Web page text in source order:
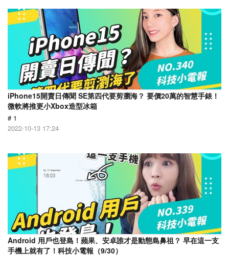
iPhone15開賣日傳聞 SE第四代要剪瀏海？ 要價20萬的智慧手錶！
微軟將推更小Xbox造型冰箱
# 1
2022-10-13 17:24
Android 用戶也登島！蘋果、安卓誰才是動態島鼻祖？ 早在這一支
手機上就有了！科技小電報（9/30）